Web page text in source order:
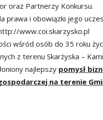
oraz Partnerzy Konkursu.
prawa i obowiązki jego
www.coi.skarzysko.pl
wśród osób do 35 roku
z terenu Skarżyska –
najlepszy pomysł
na terenie